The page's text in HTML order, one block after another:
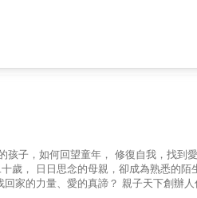
在自己與他人身上的故事及傷，或許都
與失去間，帶來茁壯的養分。【第二部
【特別收錄】一個外科醫師顧檳榔攤時
修復自我，找到愛的力量？ 母親跳機美國當非法移民，生父失
歲， 日日思念的母親，卻成為熟悉的
最深情的家庭書寫 打開這本書，你會讀到停不下來 ⊹ ⊹